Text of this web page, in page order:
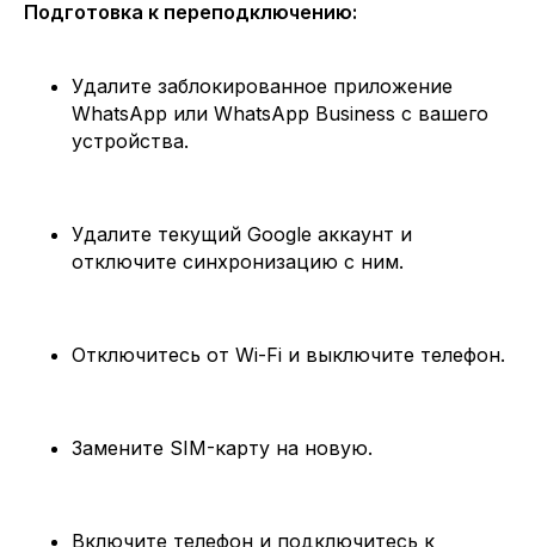
Подготовка к переподключению:
Удалите заблокированное приложение
WhatsApp или WhatsApp Business с вашего
устройства.
Удалите текущий Google аккаунт и
отключите синхронизацию с ним.
Отключитесь от Wi-Fi и выключите телефон.
Замените SIM-карту на новую.
Включите телефон и подключитесь к